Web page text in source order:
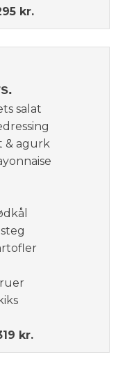
kr.
salat
& agurk
kr.